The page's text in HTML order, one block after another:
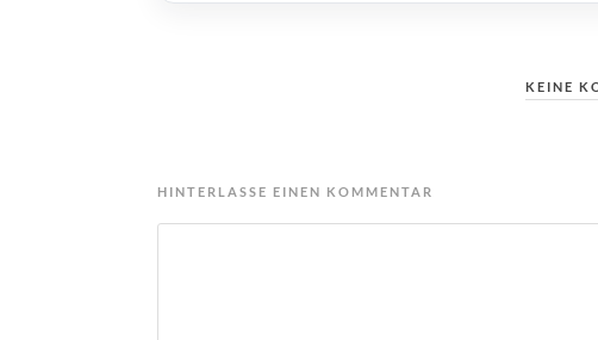
KEINE
HINTERLASSE EINEN KOMMENTAR